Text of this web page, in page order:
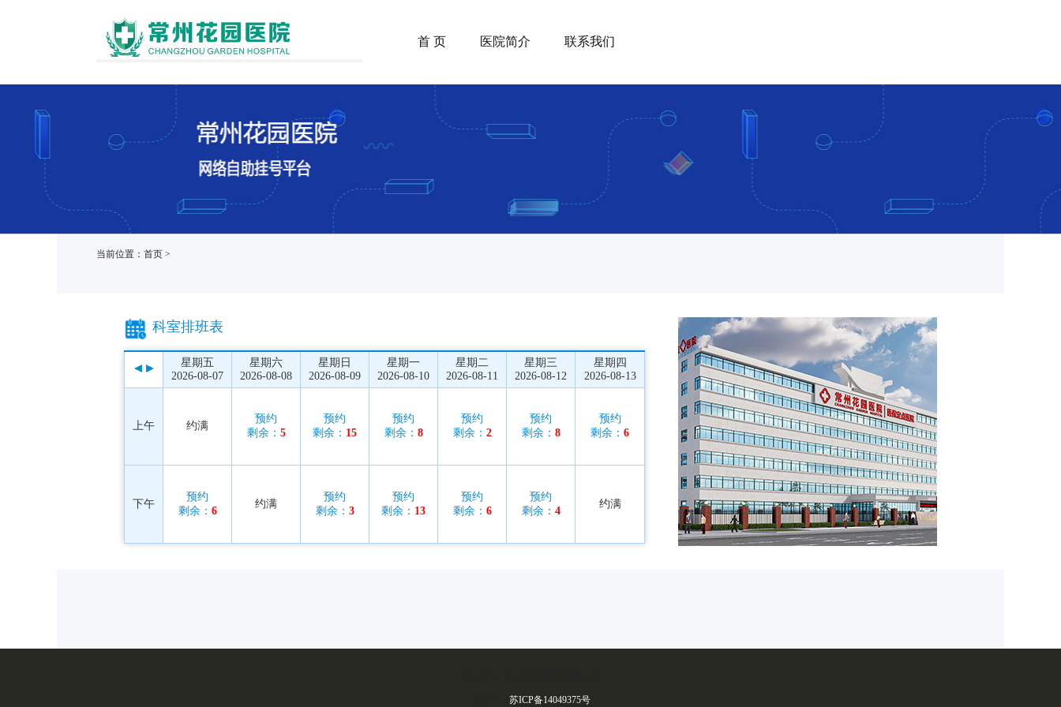
首 页 医院简介 联系我们
当前位置：首页 >
科室排班表
星期五
2026-08-07
星期六
2026-08-08
星期日
2026-08-09
星期一
2026-08-10
星期二
2026-08-11
星期三
2026-08-12
星期四
2026-08-13
上午 约满
预约
剩余： 5
预约
剩余： 15
预约
剩余： 8
预约
剩余： 2
预约
剩余： 8
预约
剩余： 6
下午
预约
剩余： 6
约满
预约
剩余： 3
预约
剩余： 13
预约
剩余： 6
预约
剩余： 4
约满
苏ICP备14049375号